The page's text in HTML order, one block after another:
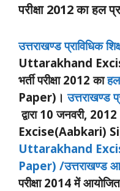
परीक्षा 2012 का
उत्तराखण्ड प्राविधिक
Uttarakhand
भर्ती परीक्षा 2012 का
Paper)।उत्तराखण्ड
द्वारा 10 जनवरी, 2012
Excise(Aabkari)
Uttarakhand
Paper) /उत्तराखण्ड
परीक्षा 2014 में